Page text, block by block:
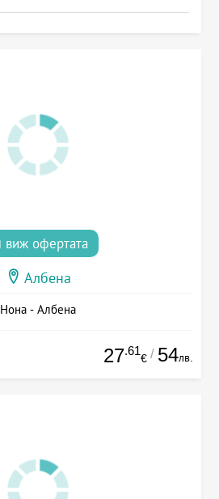
виж офертата
Албена
Нона - Албена
27.61
€ / 54лв.